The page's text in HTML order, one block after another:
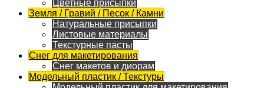
Цветные присыпки
Земля / Гравий / Песок / Камни
Натуральные присыпки
Листовые материалы
Текстурные пасты
Снег для макетирования
Снег макетов и диорам
Модельный пластик / Текстуры